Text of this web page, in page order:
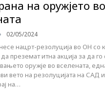
на оружјето во
02/05/2024
нацрт-резолуција во ОН со
преземат итна акција за да го
оружје во вселената,
вето на резолуцијата на САД и
на…